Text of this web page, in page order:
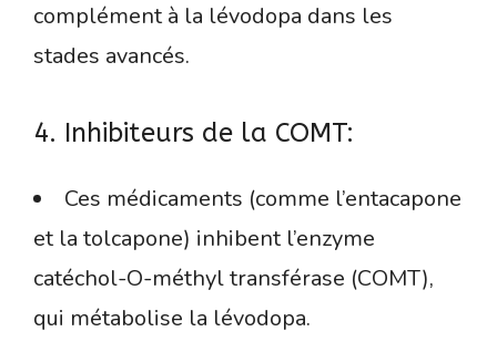
complément à la lévodopa dans les
stades avancés.
4. Inhibiteurs de la COMT:
Ces médicaments (comme l’entacapone
et la tolcapone) inhibent l’enzyme
catéchol-O-méthyl transférase (COMT),
qui métabolise la lévodopa.